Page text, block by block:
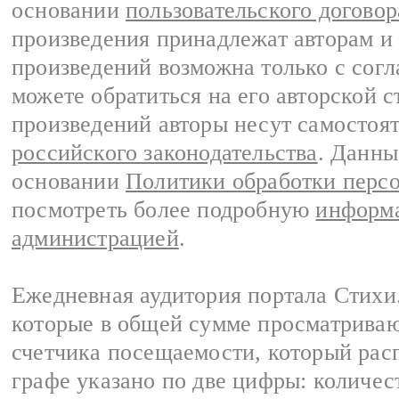
основании пользовательского
произведения принадлежат авторам
произведений возможна только с
можете обратиться на его авторской
произведений авторы несут
российского законодательства.
основании Политики обработки
посмотреть более подробную
администрацией.
Ежедневная аудитория портала
которые в общей сумме
счетчика посещаемости, который
графе указано по две цифры: